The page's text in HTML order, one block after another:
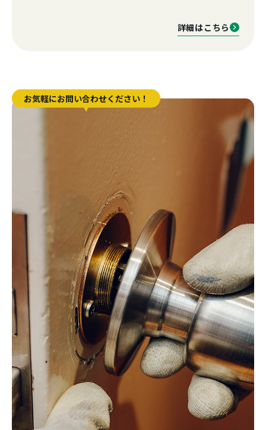
詳細はこちら
お気軽にお問い合わせください！